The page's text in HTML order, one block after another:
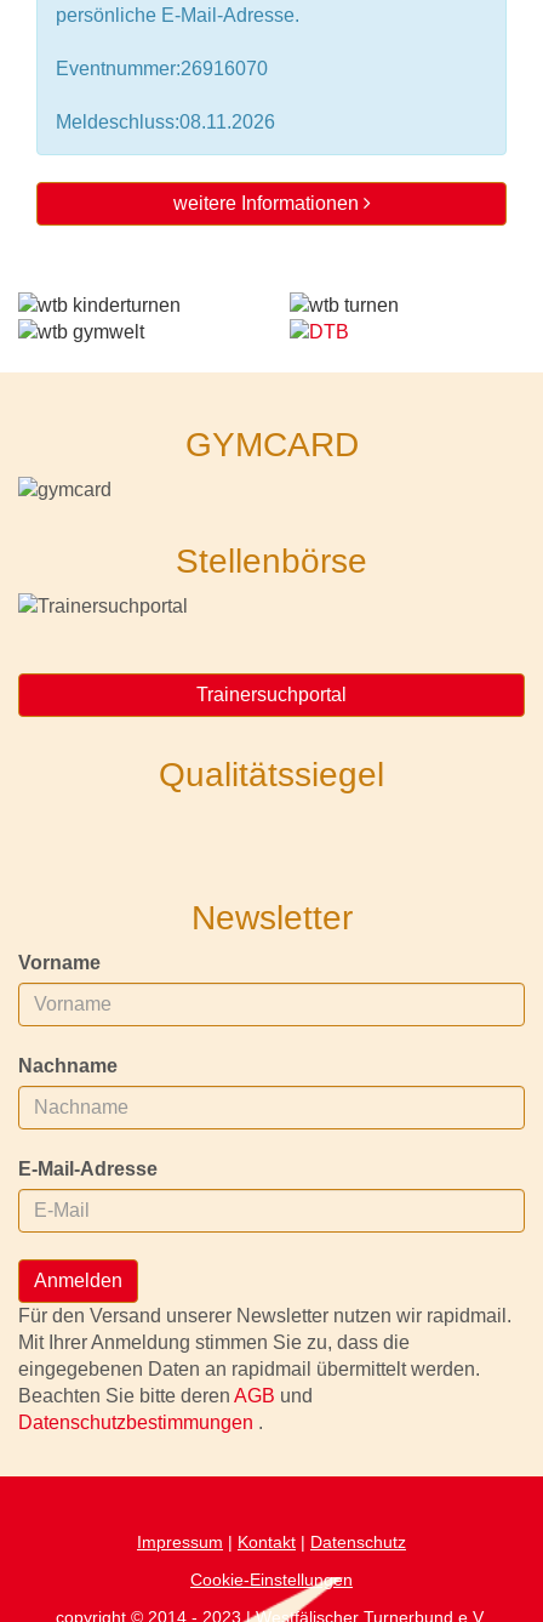
persönliche E-Mail-Adresse.
Eventnummer:26916070
Meldeschluss:08.11.2026
weitere Informationen
GYMCARD
Stellenbörse
Trainersuchportal
Qualitätssiegel
Newsletter
Vorname
Nachname
E-Mail-Adresse
Anmelden
Für den Versand unserer Newsletter nutzen wir rapidmail.
Mit Ihrer Anmeldung stimmen Sie zu, dass die
eingegebenen Daten an rapidmail übermittelt werden.
Beachten Sie bitte deren AGB und
Datenschutzbestimmungen .
Impressum | Kontakt | Datenschutz
Cookie-Einstellungen
copyright © 2014 - 2023 | Westfälischer Turnerbund.e.V.